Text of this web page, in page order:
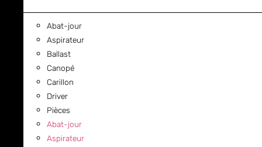
Abat-jour
Aspirateur
Ballast
Canopé
Carillon
Driver
Pièces
Abat-jour
Aspirateur